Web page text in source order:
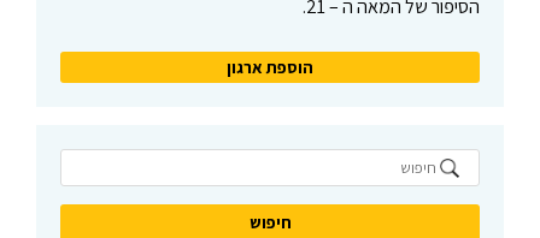
הסיפור של המאה ה – 21.
הוספת ארגון